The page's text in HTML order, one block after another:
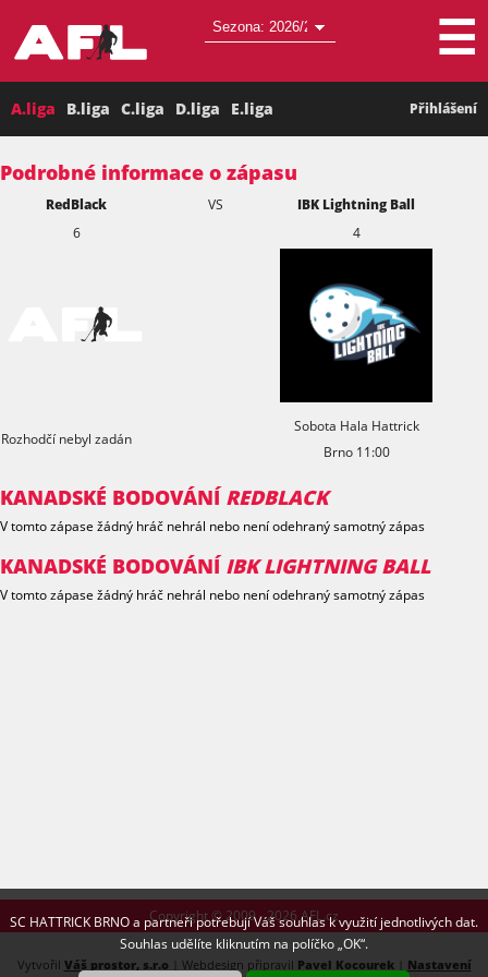
SC HATTRICK BRNO a partneři potřebují Váš souhlas k využití jednotlivých dat.
Souhlas udělíte kliknutím na políčko „OK“.
☰
A.liga B.liga C.liga D.liga E.liga Přihlášení
Podrobné informace o zápasu
RedBlack VS
IBK Lightning Ball
6
4
Rozhodčí nebyl zadán
Sobota Hala Hattrick
Brno 11:00
KANADSKÉ BODOVÁNÍ REDBLACK
V tomto zápase žádný hráč nehrál nebo není odehraný samotný zápas
KANADSKÉ BODOVÁNÍ IBK LIGHTNING BALL
V tomto zápase žádný hráč nehrál nebo není odehraný samotný zápas
Copyright © 2009 - 2026 AFL.cz
Vytvořil Váš prostor, s.r.o | Webdesign připravil Pavel Kocourek| Nastavení